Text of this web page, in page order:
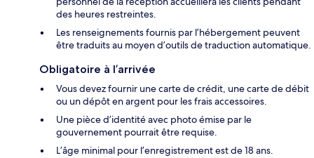
des heures restreintes.
Les renseignements fournis par l’hébergement peuvent
être traduits au moyen d’outils de traduction automatique.
Obligatoire à l’arrivée
Vous devez fournir une carte de crédit, une carte de débit
ou un dépôt en argent pour les frais accessoires.
Une pièce d’identité avec photo émise par le
gouvernement pourrait être requise.
L’âge minimal pour l’enregistrement est de 18 ans.